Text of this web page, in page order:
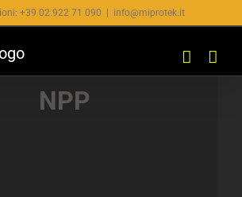
+39 02.922 71 090 info@miprotek.it
NPP